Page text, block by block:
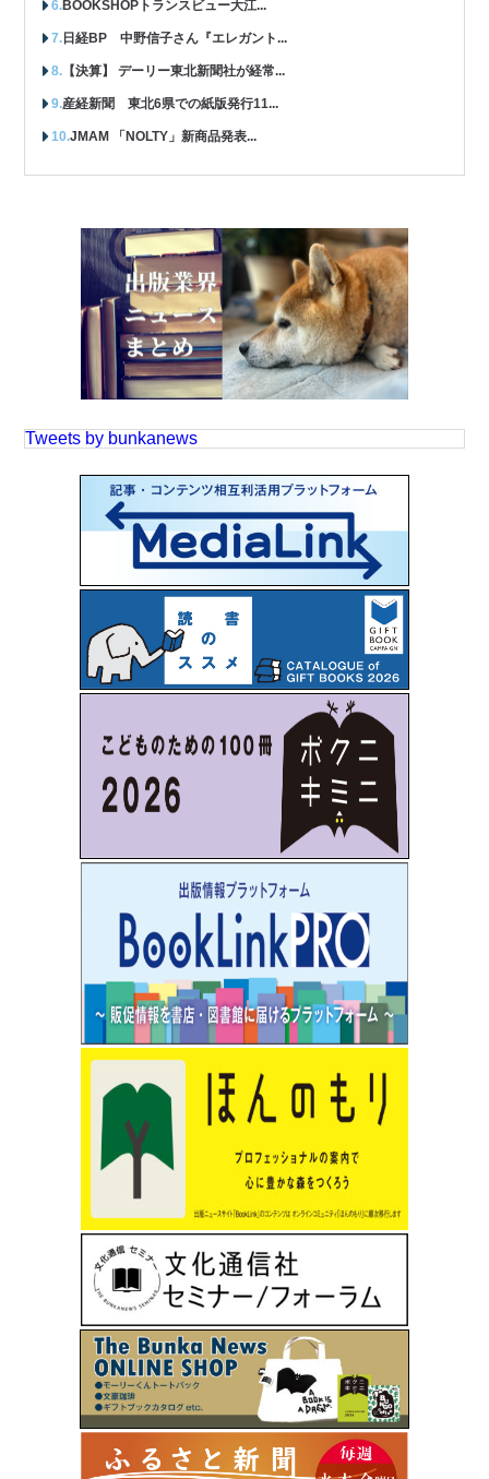
BOOKSHOPトランスビュー大江...
日経BP 中野信子さん『エレガント...
【決算】 デーリー東北新聞社が経常...
産経新聞 東北6県での紙版発行11...
JMAM 「NOLTY」新商品発表...
Tweets by bunkanews